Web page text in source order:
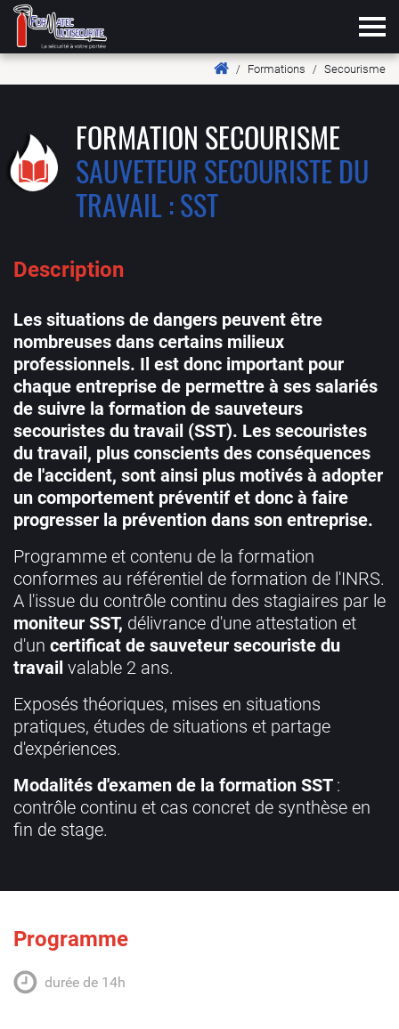
Formations Secourisme
FORMATION SECOURISME
SAUVETEUR SECOURISTE DU
TRAVAIL : SST
Description
Les situations de dangers peuvent être
nombreuses dans certains milieux
professionnels. Il est donc important pour
chaque entreprise de permettre à ses salariés
de suivre la formation de sauveteurs
secouristes du travail (SST). Les secouristes
du travail, plus conscients des conséquences
de l'accident, sont ainsi plus motivés à adopter
un comportement préventif et donc à faire
progresser la prévention dans son entreprise.
Programme et contenu de la formation
conformes au référentiel de formation de l'INRS.
A l'issue du contrôle continu des stagiaires par le
moniteur SST, délivrance d'une attestation et
d'un certificat de sauveteur secouriste du
travail valable 2 ans.
Exposés théoriques, mises en situations
pratiques, études de situations et partage
d'expériences.
Modalités d'examen de la formation SST :
contrôle continu et cas concret de synthèse en
fin de stage.
Programme
durée de 14h